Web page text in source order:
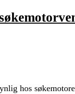
hos